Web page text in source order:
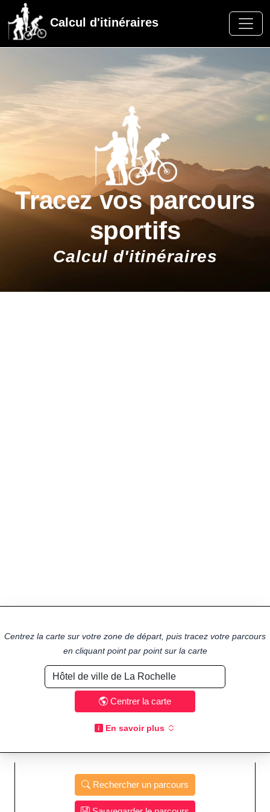
Calcul d'itinéraires
Tracez vos parcours
sportifs
Calcul d'itinéraires
Centrez la carte sur votre zone de départ, puis tracez votre parcours
en cliquant point par point sur la carte
Centrer la carte
En savoir plus
Rechercher un parcours